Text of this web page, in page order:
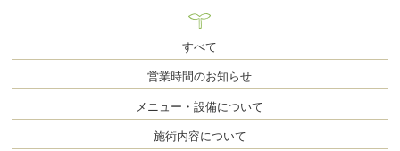
すべて
営業時間のお知らせ
メニュー・設備について
施術内容について